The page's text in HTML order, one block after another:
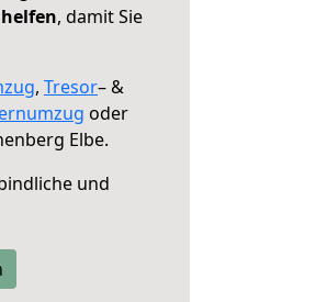
, damit Sie
, Tresor– &
oder
Elbe.
und